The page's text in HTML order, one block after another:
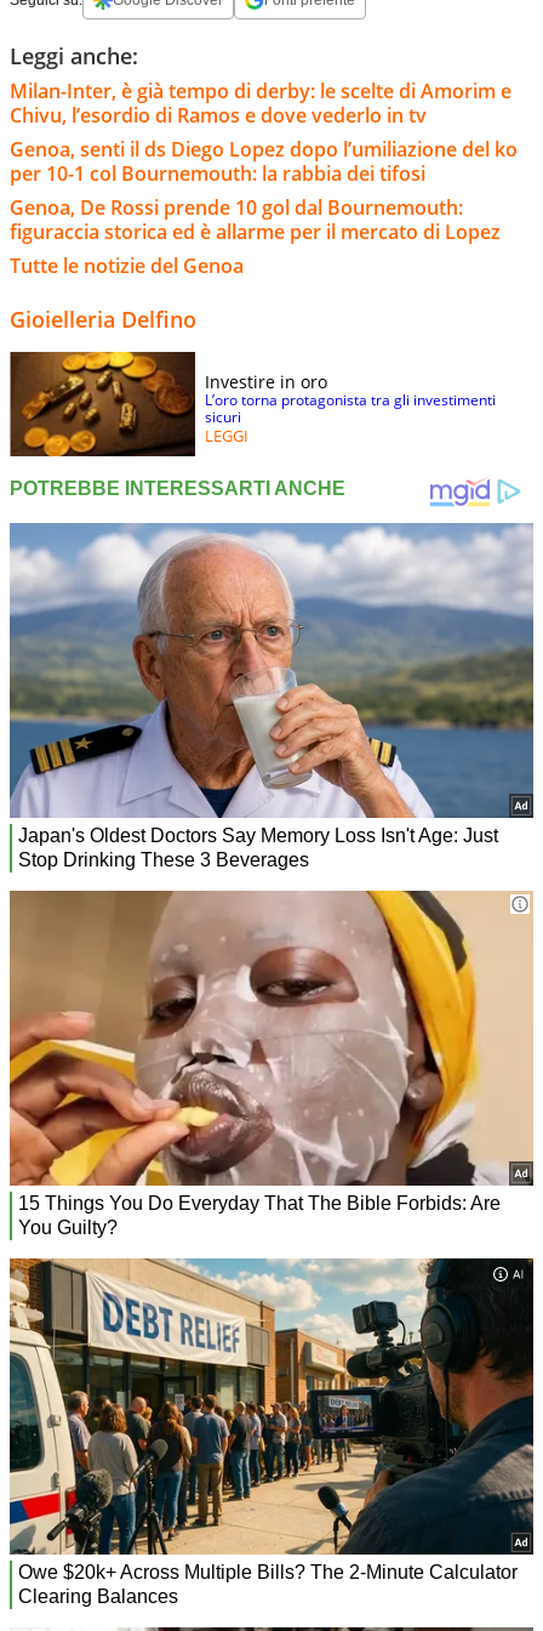
Leggi anche:
Milan-Inter, è già tempo di derby: le scelte di Amorim e
Chivu, l’esordio di Ramos e dove vederlo in tv
Genoa, senti il ds Diego Lopez dopo l’umiliazione del ko
per 10-1 col Bournemouth: la rabbia dei tifosi
Genoa, De Rossi prende 10 gol dal Bournemouth:
figuraccia storica ed è allarme per il mercato di Lopez
Tutte le notizie del Genoa
Gioielleria Delfino
Investire in oro
L’oro torna protagonista tra gli investimenti
sicuri
LEGGI